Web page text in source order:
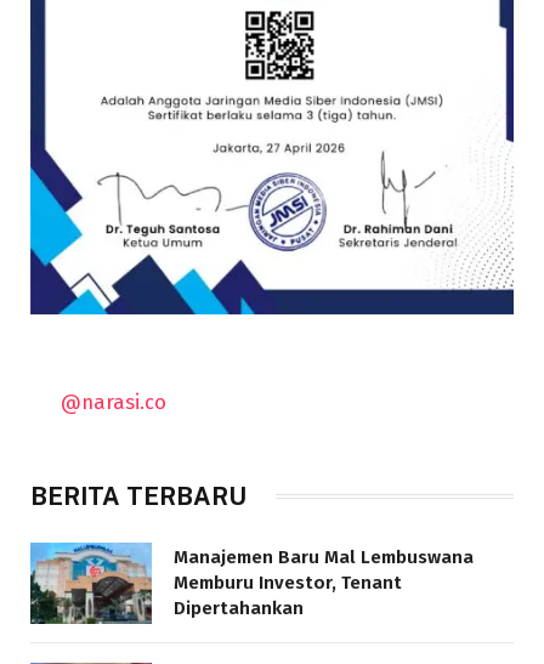
@narasi.co
BERITA TERBARU
Manajemen Baru Mal Lembuswana
Memburu Investor, Tenant
Dipertahankan